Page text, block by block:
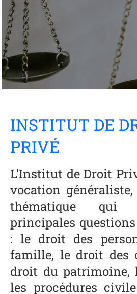
EN
INSTITUT DE
PRIVÉ
L'Institut de Droit
vocation
thématique qui
principales
: le droit des
famille, le droit des
droit du patrimoine,
les procédures